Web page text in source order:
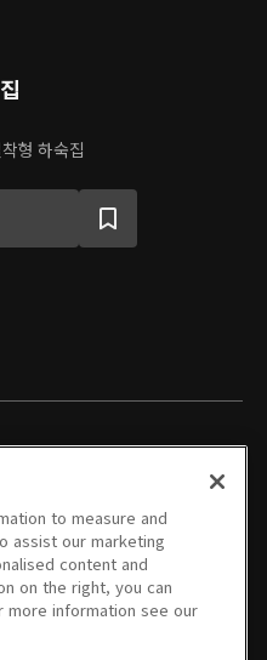
형 하숙집
04회
12/17/2025 • 1시간 6분
05회
12/24/2025 • 1시간 7분
to measure and
assist our marketing
content and
on the right, you can
information see our